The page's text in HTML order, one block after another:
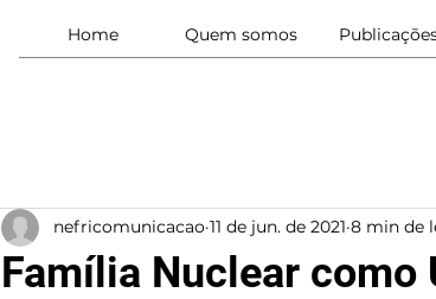
Home Quem somos
Família Nuclear como
nefricomunicacao 11 de jun. de 2021 8 min de